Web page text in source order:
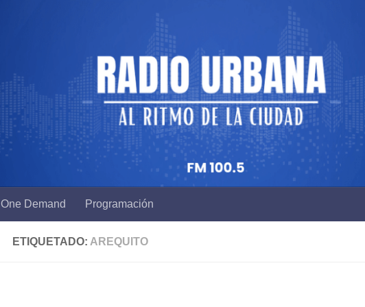
One Demand Programación
ETIQUETADO: AREQUITO